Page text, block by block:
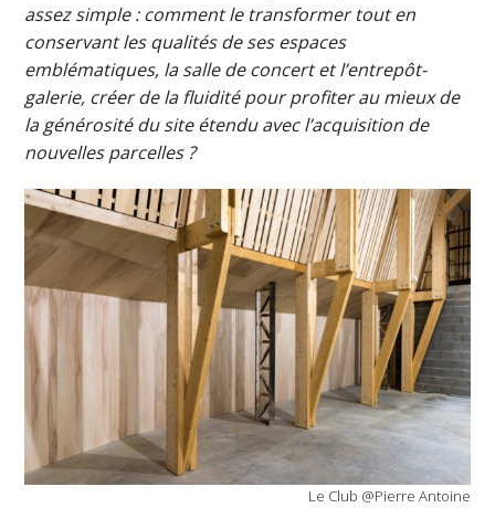
assez simple : comment le transformer tout en
conservant les qualités de ses espaces
emblématiques, la salle de concert et l’entrepôt-
galerie, créer de la fluidité pour profiter au mieux de
la générosité du site étendu avec l’acquisition de
nouvelles parcelles ?
Le Club @Pierre Antoine